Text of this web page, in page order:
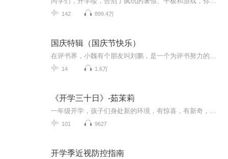
142 899.4万
国庆特辑（国庆节快乐）
14 1.6万
《开学三十日》-茹茉莉
101 9627
开学季近视防控指南